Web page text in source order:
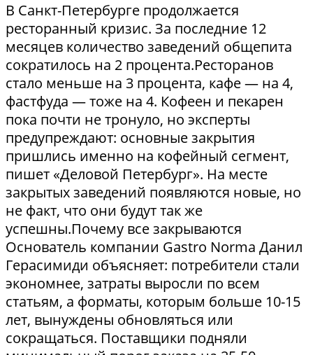
В Санкт-Петербурге продолжается
ресторанный кризис. За последние 12
месяцев количество заведений общепита
сократилось на 2 процента.Ресторанов
стало меньше на 3 процента, кафе — на 4,
фастфуда — тоже на 4. Кофеен и пекарен
пока почти не тронуло, но эксперты
предупреждают: основные закрытия
пришлись именно на кофейный сегмент,
пишет «Деловой Петербург». На месте
закрытых заведений появляются новые, но
не факт, что они будут так же
успешны.Почему все закрываются
Основатель компании Gastro Norma Данил
Герасимиди объясняет: потребители стали
экономнее, затраты выросли по всем
статьям, а форматы, которым больше 10-15
лет, вынуждены обновляться или
сокращаться. Поставщики подняли